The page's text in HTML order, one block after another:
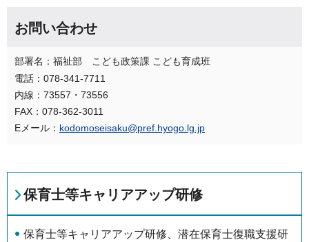
お問い合わせ
部署名：福祉部 こども政策課 こども育成班
電話：078-341-7711
内線：73557・73556
FAX：078-362-3011
Eメール： kodomoseisaku@pref.hyogo.lg.jp
保育士等キャリアアップ研修
保育士等キャリアアップ研修、潜在保育士復職支援研